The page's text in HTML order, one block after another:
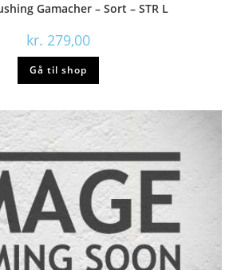
Gamacher – Sort – STR L
kr. 279,00
Gå til shop